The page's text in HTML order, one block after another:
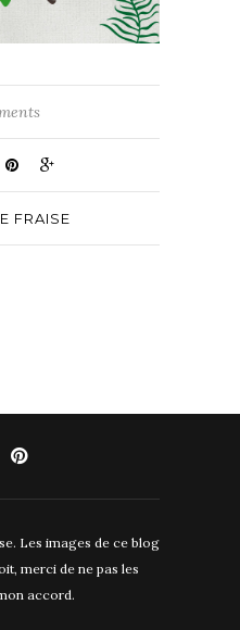
FRAISE
Les images de ce blog
merci de ne pas les
accord.